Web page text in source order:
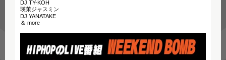
DJ TY-KOH
瑛茉ジャスミン
DJ YANATAKE
＆ more